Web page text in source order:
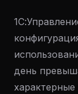
день